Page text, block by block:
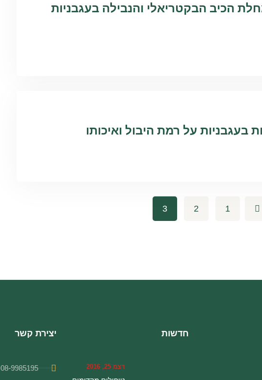
הכיב הבקטריאלי והנבילה בעגבניות
בעגבניות על רמת היבול ואיכותו
1
2
3
חדשות
דצמ 25, 2016
יצירת קשר
08-9985195 , 08-9982432